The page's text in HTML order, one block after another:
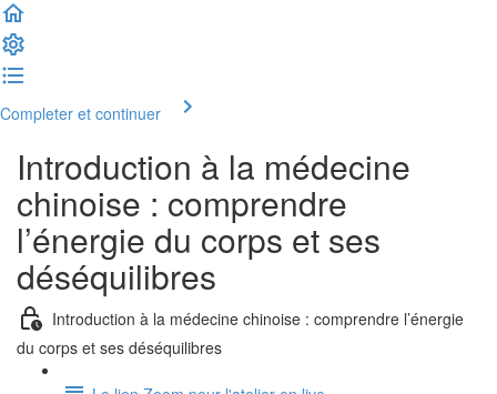
Completer et continuer
Introduction à la médecine
chinoise : comprendre
l’énergie du corps et ses
déséquilibres
Introduction à la médecine chinoise : comprendre l’énergie
du corps et ses déséquilibres